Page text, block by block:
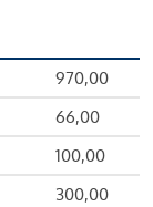
970,00
66,00
100,00
300,00